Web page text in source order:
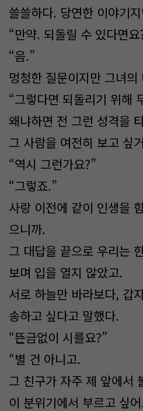
쓸쓸하다. 당연한 이야기
“만약. 되돌릴 수 있다면요
“음.”
멍청한 질문이지만 그녀
“그렇다면 되돌리기 위해
왜냐하면 전 그런 성격을
그 사람을 여전히 보고 싶
“역시 그런가요?”
“그렇죠.”
사랑 이전에 같이 인생을
으니까.
그 대답을 끝으로 우리는
보며 입을 열지 않았고.
서로 하늘만 바라보다, 갑
송하고 싶다고 말했다.
“뜬금없이 시를요?”
“별 건 아니고.
그 친구가 자주 제 앞에서
이 분위기에서 부르고 싶